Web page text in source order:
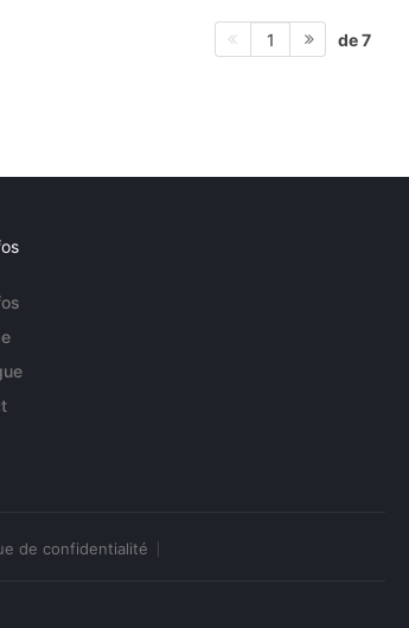
1 de 7
de confidentialité